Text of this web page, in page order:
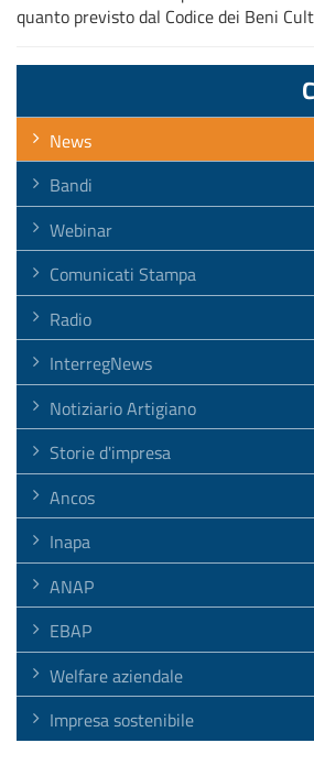
quanto previsto dal Codice dei Beni
News
Bandi
Webinar
Comunicati Stampa
Radio
InterregNews
Notiziario Artigiano
Storie d'impresa
Ancos
Inapa
ANAP
EBAP
Welfare aziendale
Impresa sostenibile